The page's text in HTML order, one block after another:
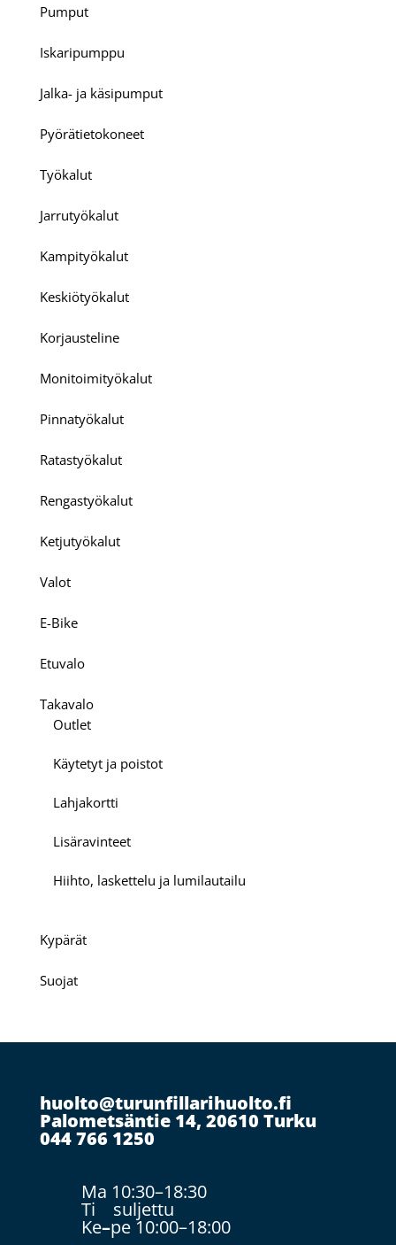
Pumput
Iskaripumppu
Jalka- ja käsipumput
Pyörätietokoneet
Työkalut
Jarrutyökalut
Kampityökalut
Keskiötyökalut
Korjausteline
Monitoimityökalut
Pinnatyökalut
Ratastyökalut
Rengastyökalut
Ketjutyökalut
Valot
E-Bike
Etuvalo
Takavalo
Outlet
Käytetyt ja poistot
Lahjakortti
Lisäravinteet
Hiihto, laskettelu ja lumilautailu
Kypärät
Suojat
huolto@turunfillarihuolto.fi
Palometsäntie 14, 20610 Turku
044 766 1250
Ma 10:30–18:30
Ti suljettu
Ke–pe 10:00–18:00